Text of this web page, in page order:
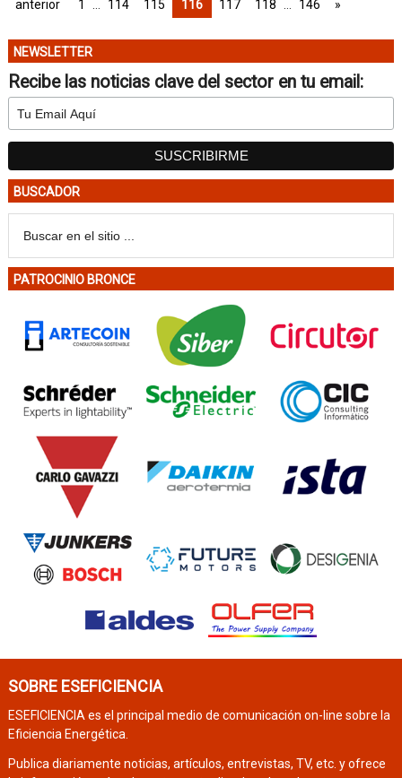
anterior
1 114 115 116 117 118 146
»
NEWSLETTER
Recibe las noticias clave del sector en tu email:
BUSCADOR
PATROCINIO BRONCE
SOBRE ESEFICIENCIA
ESEFICIENCIA es el principal medio de comunicación on-line sobre la
Eficiencia Energética.
Publica diariamente noticias, artículos, entrevistas, TV, etc. y ofrece